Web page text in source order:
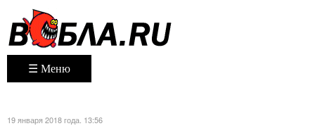
☰ Меню
19 января 2018 года. 13:56